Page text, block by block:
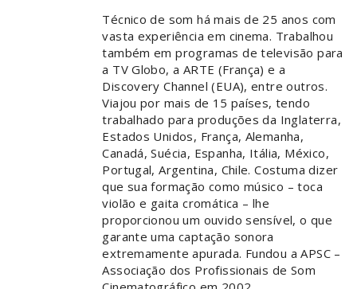
Técnico de som há mais de 25 anos com
vasta experiência em cinema. Trabalhou
também em programas de televisão para
a TV Globo, a ARTE (França) e a
Discovery Channel (EUA), entre outros.
Viajou por mais de 15 países, tendo
trabalhado para produções da Inglaterra,
Estados Unidos, França, Alemanha,
Canadá, Suécia, Espanha, Itália, México,
Portugal, Argentina, Chile. Costuma dizer
que sua formação como músico – toca
violão e gaita cromática – lhe
proporcionou um ouvido sensível, o que
garante uma captação sonora
extremamente apurada. Fundou a APSC –
Associação dos Profissionais de Som